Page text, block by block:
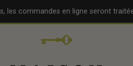
les commandes en ligne seront